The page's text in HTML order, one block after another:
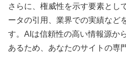
さらに、権威性を示す要素とし
ータの引用、業界での実績など
す。AIは信頼性の高い情報源か
あるため、あなたのサイトの専